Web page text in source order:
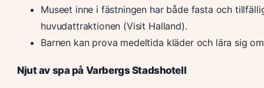
Museet inne i fästningen har både fasta och
huvudattraktionen (Visit Halland).
Barnen kan prova medeltida kläder och lära sig
Njut av spa på Varbergs Stadshotell